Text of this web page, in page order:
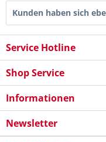
Kunden haben sich
Service Hotline
Shop Service
Informationen
Newsletter